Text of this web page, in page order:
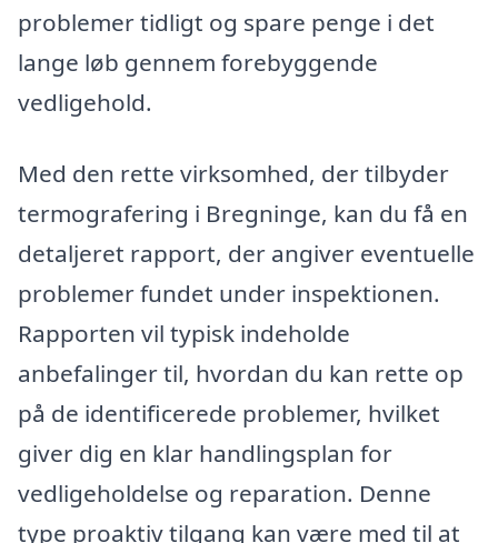
problemer tidligt og spare penge i det
lange løb gennem forebyggende
vedligehold.
Med den rette virksomhed, der tilbyder
termografering i Bregninge, kan du få en
detaljeret rapport, der angiver eventuelle
problemer fundet under inspektionen.
Rapporten vil typisk indeholde
anbefalinger til, hvordan du kan rette op
på de identificerede problemer, hvilket
giver dig en klar handlingsplan for
vedligeholdelse og reparation. Denne
type proaktiv tilgang kan være med til at